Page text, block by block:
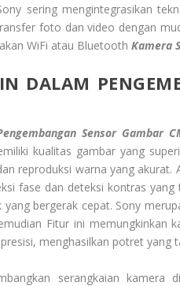
sering mengintegrasikan
foto dan video dengan
WiFi atau Bluetooth Kamera
DALAM
Sensor Gambar
kualitas gambar yang
reproduksi warna yang
fase dan deteksi kontras
bergerak cepat. Sony
Fitur ini memungkinkan
menghasilkan potret yang
serangkaian kamera